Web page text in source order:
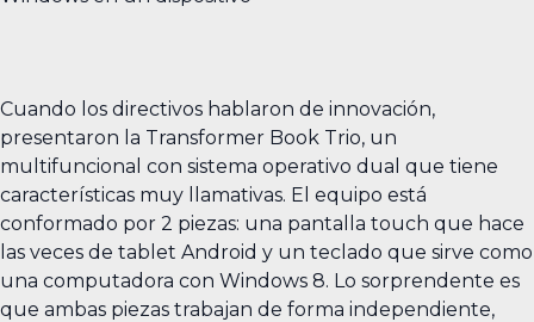
Cuando los directivos hablaron de innovación,
presentaron la Transformer Book Trio, un
multifuncional con sistema operativo dual que tiene
características muy llamativas. El equipo está
conformado por 2 piezas: una pantalla touch que hace
las veces de tablet Android y un teclado que sirve como
una computadora con Windows 8. Lo sorprendente es
que ambas piezas trabajan de forma independiente,